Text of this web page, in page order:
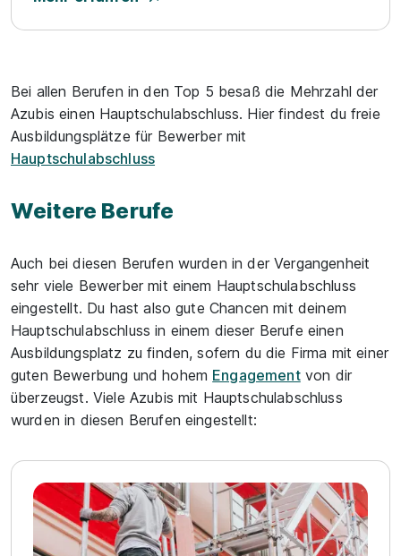
Bei allen Berufen in den Top 5 besaß die Mehrzahl der
Azubis einen Hauptschulabschluss. Hier findest du freie
Ausbildungsplätze für Bewerber mit
Hauptschulabschluss
Weitere Berufe
Auch bei diesen Berufen wurden in der Vergangenheit
sehr viele Bewerber mit einem Hauptschulabschluss
eingestellt. Du hast also gute Chancen mit deinem
Hauptschulabschluss in einem dieser Berufe einen
Ausbildungsplatz zu finden, sofern du die Firma mit einer
guten Bewerbung und hohem Engagementvon dir
überzeugst. Viele Azubis mit Hauptschulabschluss
wurden in diesen Berufen eingestellt: